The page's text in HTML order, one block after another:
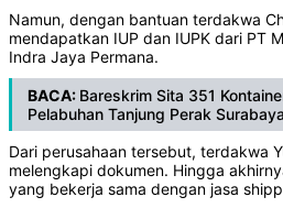
Namun, dengan bantuan terdakwa
mendapatkan IUP dan IUPK dari PT
Indra Jaya Permana.
BACA: Bareskrim Sita 351
Pelabuhan Tanjung Perak Surabaya
Dari perusahaan tersebut, terdakwa
melengkapi dokumen. Hingga
yang bekerja sama dengan jasa